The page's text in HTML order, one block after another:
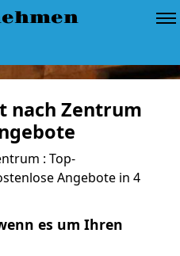
nach Zentrum
: Top-
Angebote in 4
es um Ihren